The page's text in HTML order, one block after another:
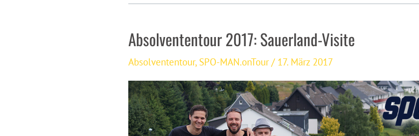
auf
Müritz“
Absolvententour 2017: Sauerland-Visite
Absolvententour, SPO-MAN.onTour/ 17. März 2017